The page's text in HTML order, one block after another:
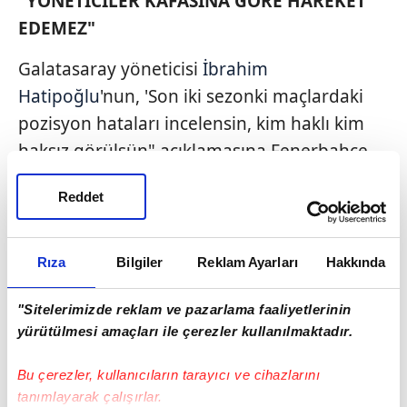
Rıza Bilgiler Reklam Ayarları Hakkında
"Sitelerimizde reklam ve pazarlama faaliyetlerinin
yürütülmesi amaçları ile çerezler kullanılmaktadır.
Bu çerezler, kullanıcıların tarayıcı ve cihazlarını
tanımlayarak çalışırlar.
Reddet
EDEMEZ"
Galatasaray yöneticisi İbrahim
Hatipoğlu'nun, 'Son iki sezonki maçlardaki
pozisyon hataları incelensin, kim haklı kim
haksız görülsün" açıklamasına Fenerbahçe
de haklı olarak "Hadi masaya oturup
tartışalım" karşılığını verdi.
Galatasaray'da başkanlık sistemi vardır.
Başkan bir konuda karar verdikten sonra
yöneticiler kafasına göre hareket edemez.
Galatasaray iki yıl üst üste şampiyon olmuş,
Buruk ve öğrencileri hem lig hem de Avrupa